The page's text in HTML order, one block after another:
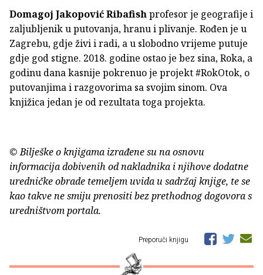
Domagoj Jakopović Ribafishprofesor je geografije i
zaljubljenik u putovanja, hranu i plivanje. Rođen je u
Zagrebu, gdje živi i radi, a u slobodno vrijeme putuje
gdje god stigne. 2018. godine ostao je bez sina, Roka, a
godinu dana kasnije pokrenuo je projekt #RokOtok, o
putovanjima i razgovorima sa svojim sinom. Ova
knjižica jedan je od rezultata toga projekta.
© Bilješke o knjigama izrađene su na osnovu
informacija dobivenih od nakladnika i njihove dodatne
uredničke obrade temeljem uvida u sadržaj knjige, te se
kao takve ne smiju prenositi bez prethodnog dogovora s
uredništvom portala.
Preporuči knjigu